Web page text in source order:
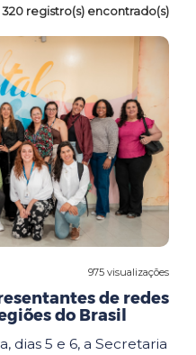
320 registro(s) encontrado(s)
975 visualizações
de redes
do Brasil
dias 5 e 6, a Secretaria